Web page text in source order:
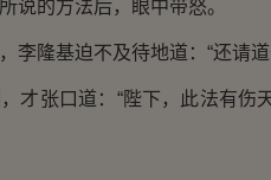
的方法后，眼中带怒。
隆基迫不及待地道：“还请道
张口道：“陛下，此法有伤